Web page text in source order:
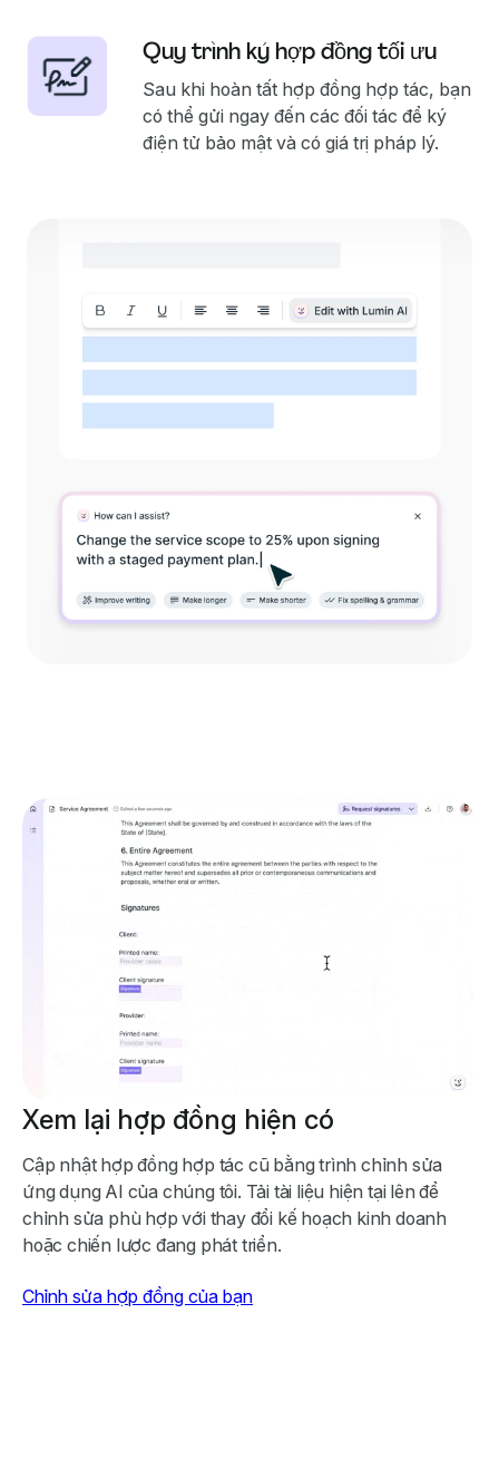
Quy trình ký hợp đồng tối ưu
Sau khi hoàn tất hợp đồng hợp tác, bạn
có thể gửi ngay đến các đối tác để ký
điện tử bảo mật và có giá trị pháp lý.
Xem lại hợp đồng hiện có
Cập nhật hợp đồng hợp tác cũ bằng trình chỉnh sửa
ứng dụng AI của chúng tôi. Tải tài liệu hiện tại lên để
chỉnh sửa phù hợp với thay đổi kế hoạch kinh doanh
hoặc chiến lược đang phát triển.
Chỉnh sửa hợp đồng của bạn